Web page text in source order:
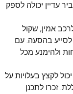
עדיין יכולה לספק
אמין, שקול
בהסעה. עם
ולהימנע מכל
לקצץ בעלויות על
זכרו לתכנן